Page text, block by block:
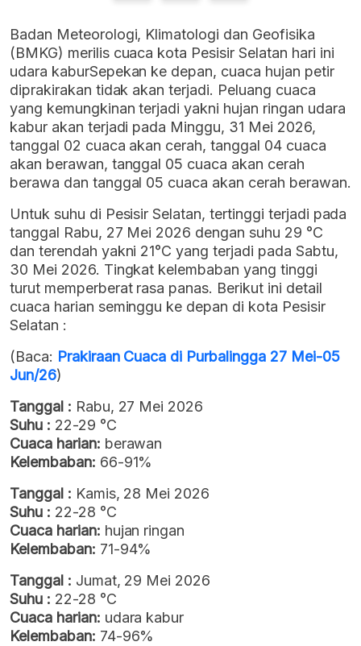
Badan Meteorologi, Klimatologi dan Geofisika
(BMKG) merilis cuaca kota Pesisir Selatan hari ini
udara kaburSepekan ke depan, cuaca hujan petir
diprakirakan tidak akan terjadi. Peluang cuaca
yang kemungkinan terjadi yakni hujan ringan udara
kabur akan terjadi pada Minggu, 31 Mei 2026,
tanggal 02 cuaca akan cerah, tanggal 04 cuaca
akan berawan, tanggal 05 cuaca akan cerah
berawa dan tanggal 05 cuaca akan cerah berawan.
Untuk suhu di Pesisir Selatan, tertinggi terjadi pada
tanggal Rabu, 27 Mei 2026 dengan suhu 29 °C
dan terendah yakni 21°C yang terjadi pada Sabtu,
30 Mei 2026. Tingkat kelembaban yang tinggi
turut memperberat rasa panas. Berikut ini detail
cuaca harian seminggu ke depan di kota Pesisir
Selatan :
(Baca: Prakiraan Cuaca di Purbalingga 27 Mei-05
Jun/26)
Tanggal : Rabu, 27 Mei 2026
Suhu : 22-29 °C
Cuaca harian: berawan
Kelembaban: 66-91%
Tanggal : Kamis, 28 Mei 2026
Suhu : 22-28 °C
Cuaca harian: hujan ringan
Kelembaban: 71-94%
Tanggal : Jumat, 29 Mei 2026
Suhu : 22-28 °C
Cuaca harian: udara kabur
Kelembaban: 74-96%